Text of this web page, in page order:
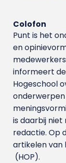
Colofon
Punt is het
en
informeert
Hogeschool
is daarbij niet
redactie. Op
artikelen van
(HOP).